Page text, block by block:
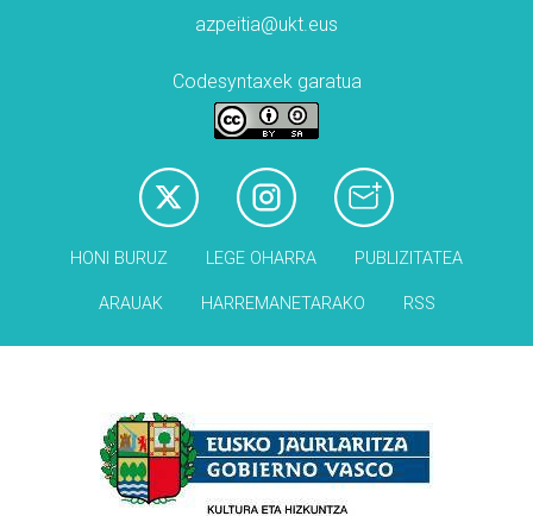
azpeitia@ukt.eus
Codesyntaxek garatua
HONI BURUZ LEGE OHARRA PUBLIZITATEA
ARAUAK HARREMANETARAKO RSS